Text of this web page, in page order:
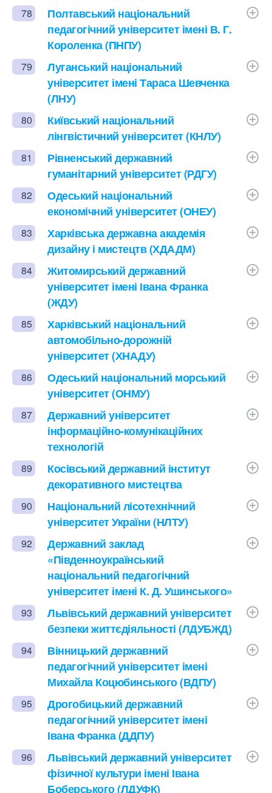
78
Полтавський національний
педагогічний університет імені В. Г.
Короленка (ПНПУ)
79
Луганський національний
університет імені Тараса Шевченка
(ЛНУ)
80
Київський національний
лінгвістичний університет (КНЛУ)
81
Рівненський державний
гуманітарний університет (РДГУ)
82
Одеський національний
економічний університет (ОНЕУ)
83
Харківська державна академія
дизайну і мистецтв (ХДАДМ)
84
Житомирський державний
університет імені Івана Франка
(ЖДУ)
85
Харківський національний
автомобільно-дорожній
університет (ХНАДУ)
86
Одеський національний морський
університет (ОНМУ)
87
Державний університет
інформаційно-комунікаційних
технологій
89
Косівський державний інститут
декоративного мистецтва
90
Національний лісотехнічний
університет України (НЛТУ)
92
Державний заклад
«Південноукраїнський
національний педагогічний
університет імені К. Д. Ушинського»
93
Львівський державний університет
безпеки життєдіяльності (ЛДУБЖД)
94
Вінницький державний
педагогічний університет імені
Михайла Коцюбинського (ВДПУ)
95
Дрогобицький державний
педагогічний університет імені
Івана Франка (ДДПУ)
96
Львівський державний університет
фізичної культури імені Івана
Боберського (ЛДУФК)